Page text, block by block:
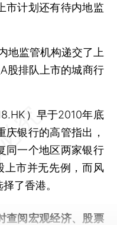
市计划还有待内地监
监管机构递交了上
股排队上市的城商行
）早于2010年底
银行的高管指出，
同一个地区两家银行
上市并无先例，而风
了香港。
查阅宏观经济、股票